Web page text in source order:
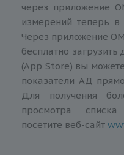
через приложение
измерений теперь
Через приложение
бесплатно
(App Store) вы
показатели АД
Для получения
просмотра
посетите веб-сайт